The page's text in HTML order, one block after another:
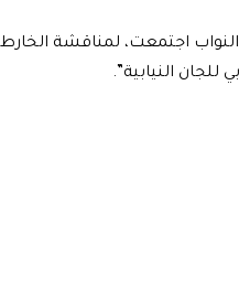
اجتمعت، لمناقشة
للجان النيابية”.